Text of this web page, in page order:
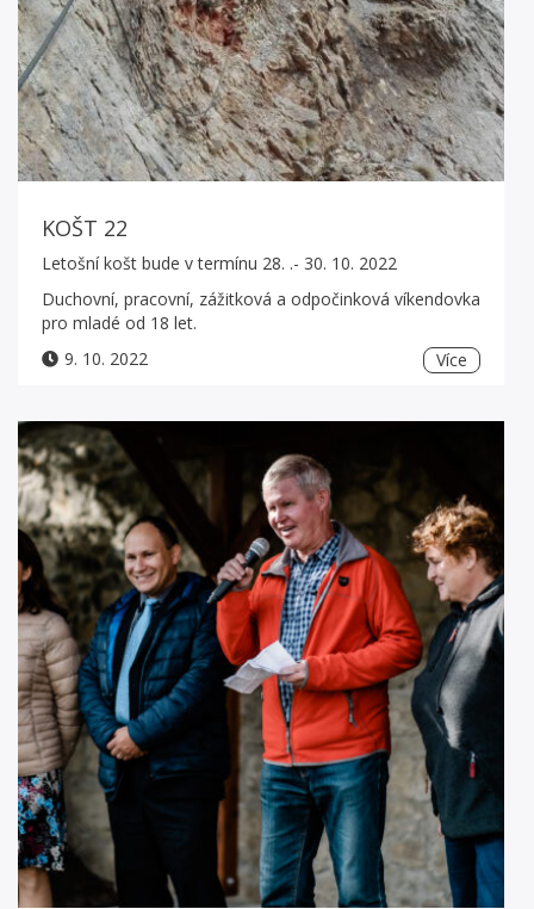
KOŠT 22
Letošní košt bude v termínu 28. .- 30. 10. 2022
Duchovní, pracovní, zážitková a odpočinková víkendovka
pro mladé od 18 let.
9. 10. 2022
Více